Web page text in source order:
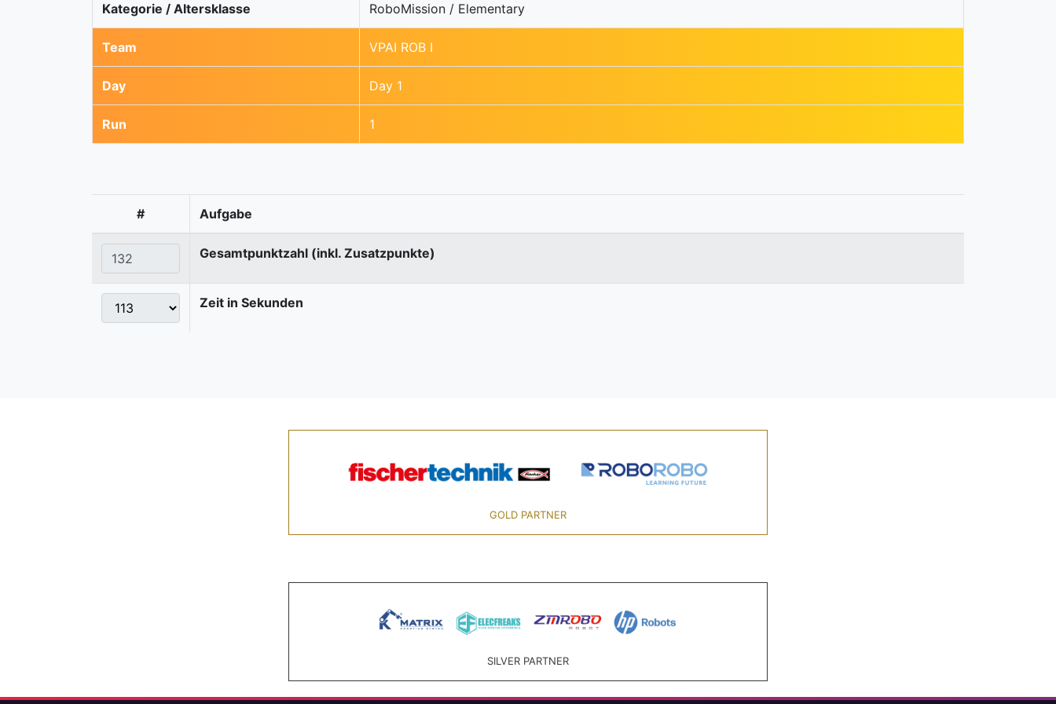
Kategorie / Altersklasse RoboMission / Elementary
Team VPAI ROB I
Day Day 1
Run 1
# Aufgabe
Gesamtpunktzahl (inkl. Zusatzpunkte)
Zeit in Sekunden
GOLD PARTNER
SILVER PARTNER